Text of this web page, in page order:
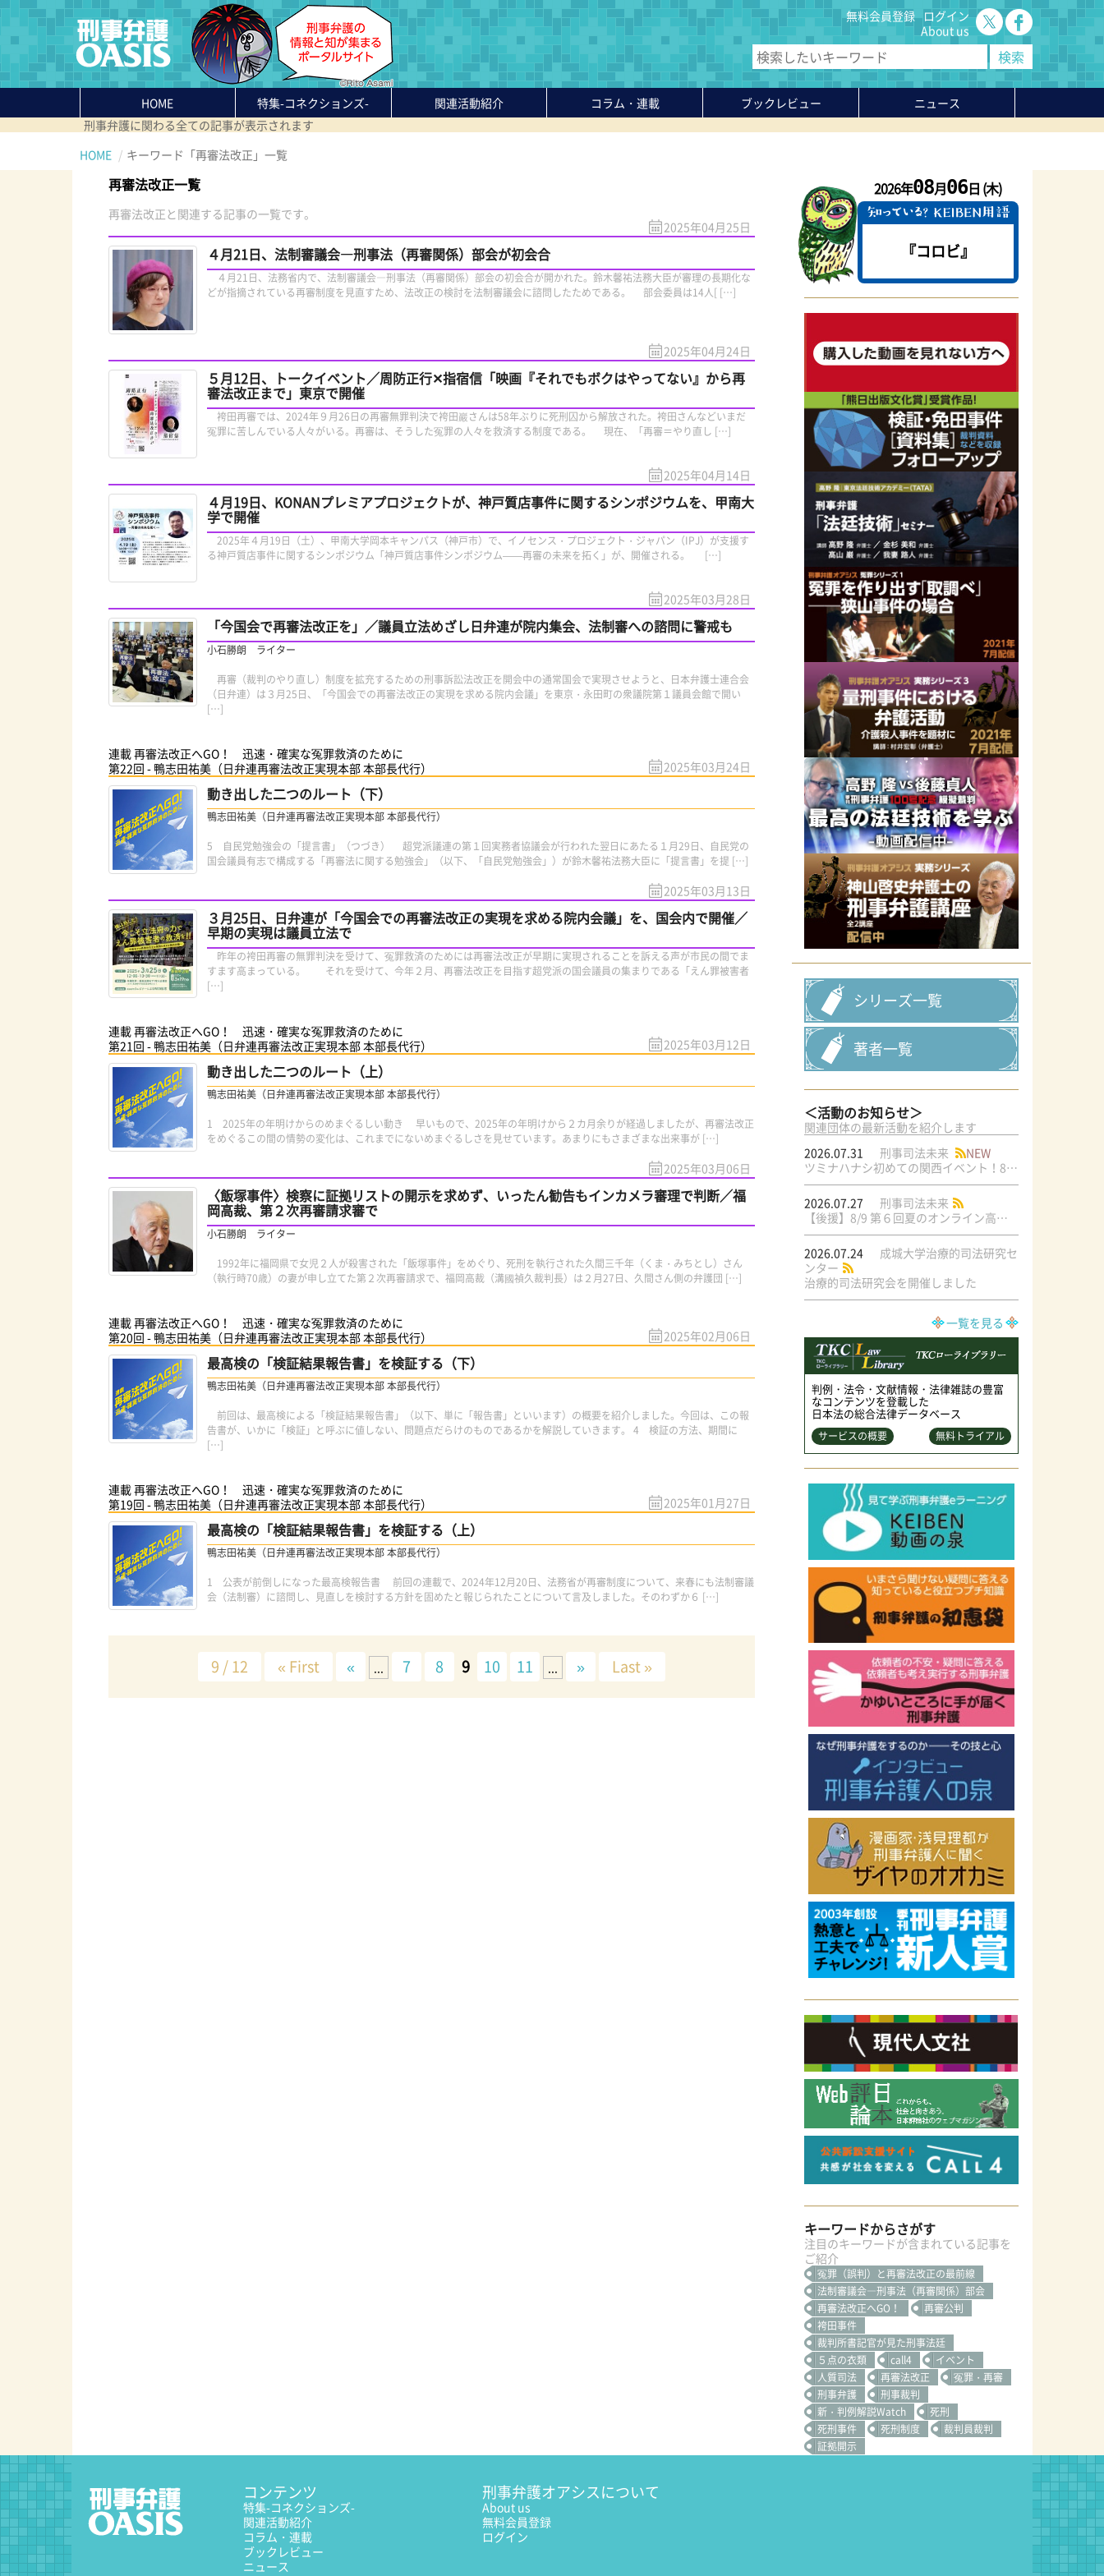
無料会員登録 ログイン
About us
HOME 特集-コネクションズ- 関連活動紹介 コラム・連載 ブックレビュー
ニュース
刑事弁護に関わる全ての記事が表示されます
HOME
キーワード「再審法改正」一覧
再審法改正一覧
再審法改正と関連する記事の一覧です。
2025年04月25日
４月21日、法制審議会―刑事法（再審関係）部会が初会合
４月21日、法務省内で、法制審議会―刑事法（再審関係）部会の初会合が開かれた。鈴木馨祐法務大臣が審理の長期化な
どが指摘されている再審制度を見直すため、法改正の検討を法制審議会に諮問したためである。 部会委員は14人[ […]
2025年04月24日
５月12日、トークイベント／周防正行✕指宿信「映画『それでもボクはやってない』から再
審法改正まで」東京で開催
袴田再審では、2024年９月26日の再審無罪判決で袴田巖さんは58年ぶりに死刑囚から解放された。袴田さんなどいまだ
冤罪に苦しんでいる人々がいる。再審は、そうした冤罪の人々を救済する制度である。 現在、「再審＝やり直し […]
2025年04月14日
４月19日、KONANプレミアプロジェクトが、神戸質店事件に関するシンポジウムを、甲南大
学で開催
2025年４月19日（土）、甲南大学岡本キャンパス（神戸市）で、イノセンス・プロジェクト・ジャパン（IPJ）が支援す
る神戸質店事件に関するシンポジウム「神戸質店事件シンポジウム——再審の未来を拓く」が、開催される。 […]
2025年03月28日
「今国会で再審法改正を」／議員立法めざし日弁連が院内集会、法制審への諮問に警戒も
小石勝朗 ライター
再審（裁判のやり直し）制度を拡充するための刑事訴訟法改正を開会中の通常国会で実現させようと、日本弁護士連合会
（日弁連）は３月25日、「今国会での再審法改正の実現を求める院内会議」を東京・永田町の衆議院第１議員会館で開い
[…]
連載 再審法改正へGO！ 迅速・確実な冤罪救済のために
第22回 - 鴨志田祐美（日弁連再審法改正実現本部 本部長代行）
2025年03月24日
動き出した二つのルート（下）
鴨志田祐美（日弁連再審法改正実現本部 本部長代行）
5 自民党勉強会の「提言書」（つづき） 超党派議連の第１回実務者協議会が行われた翌日にあたる１月29日、自民党の
国会議員有志で構成する「再審法に関する勉強会」（以下、「自民党勉強会」）が鈴木馨祐法務大臣に「提言書」を提 […]
2025年03月13日
３月25日、日弁連が「今国会での再審法改正の実現を求める院内会議」を、国会内で開催／
早期の実現は議員立法で
昨年の袴田再審の無罪判決を受けて、冤罪救済のためには再審法改正が早期に実現されることを訴える声が市民の間でま
すます高まっている。 それを受けて、今年２月、再審法改正を目指す超党派の国会議員の集まりである「えん罪被害者
[…]
連載 再審法改正へGO！ 迅速・確実な冤罪救済のために
第21回 - 鴨志田祐美（日弁連再審法改正実現本部 本部長代行）
2025年03月12日
動き出した二つのルート（上）
鴨志田祐美（日弁連再審法改正実現本部 本部長代行）
1 2025年の年明けからのめまぐるしい動き 早いもので、2025年の年明けから２カ月余りが経過しましたが、再審法改正
をめぐるこの間の情勢の変化は、これまでにないめまぐるしさを見せています。あまりにもさまざまな出来事が […]
2025年03月06日
〈飯塚事件〉検察に証拠リストの開示を求めず、いったん勧告もインカメラ審理で判断／福
岡高裁、第２次再審請求審で
小石勝朗 ライター
1992年に福岡県で女児２人が殺害された「飯塚事件」をめぐり、死刑を執行された久間三千年（くま・みちとし）さん
（執行時70歳）の妻が申し立てた第２次再審請求で、福岡高裁（溝國禎久裁判長）は２月27日、久間さん側の弁護団 […]
連載 再審法改正へGO！ 迅速・確実な冤罪救済のために
第20回 - 鴨志田祐美（日弁連再審法改正実現本部 本部長代行）
2025年02月06日
最高検の「検証結果報告書」を検証する（下）
鴨志田祐美（日弁連再審法改正実現本部 本部長代行）
前回は、最高検による「検証結果報告書」（以下、単に「報告書」といいます）の概要を紹介しました。今回は、この報
告書が、いかに「検証」と呼ぶに値しない、問題点だらけのものであるかを解説していきます。 4 検証の方法、期間に
[…]
連載 再審法改正へGO！ 迅速・確実な冤罪救済のために
第19回 - 鴨志田祐美（日弁連再審法改正実現本部 本部長代行）
2025年01月27日
最高検の「検証結果報告書」を検証する（上）
鴨志田祐美（日弁連再審法改正実現本部 本部長代行）
1 公表が前倒しになった最高検報告書 前回の連載で、2024年12月20日、法務省が再審制度について、来春にも法制審議
会（法制審）に諮問し、見直しを検討する方針を固めたと報じられたことについて言及しました。そのわずか６ […]
9 / 12 « First « ... 7 8 9 10 11 ... » Last »
2026年08月06日 (木)
『コロビ』
シリーズ一覧
著者一覧
＜活動のお知らせ＞
関連団体の最新活動を紹介します
2026.07.31
刑事司法未来
NEW
ツミナハナシ初めての関西イベント！8/17（月）＠梅田ラテラル
2026.07.27
刑事司法未来
【後援】8/9 第６回夏のオンライン高校生文学模擬裁判交流大会
2026.07.24
成城大学治療的司法研究セ
ンター
治療的司法研究会を開催しました
一覧を見る
判例・法令・文献情報・法律雑誌の豊富
なコンテンツを登載した
日本法の総合法律データベース
サービスの概要 無料トライアル
キーワードからさがす
注目のキーワードが含まれている記事を
ご紹介
冤罪（誤判）と再審法改正の最前線
法制審議会―刑事法（再審関係）部会
再審法改正へGO！
再審公判
袴田事件
裁判所書記官が見た刑事法廷
５点の衣類
call4
イベント
人質司法
再審法改正
冤罪・再審
刑事弁護
刑事裁判
新・判例解説Watch
死刑
死刑事件
死刑制度
裁判員裁判
証拠開示
コンテンツ
特集-コネクションズ-
関連活動紹介
コラム・連載
ブックレビュー
ニュース
刑事弁護オアシスについて
About us
無料会員登録
ログイン